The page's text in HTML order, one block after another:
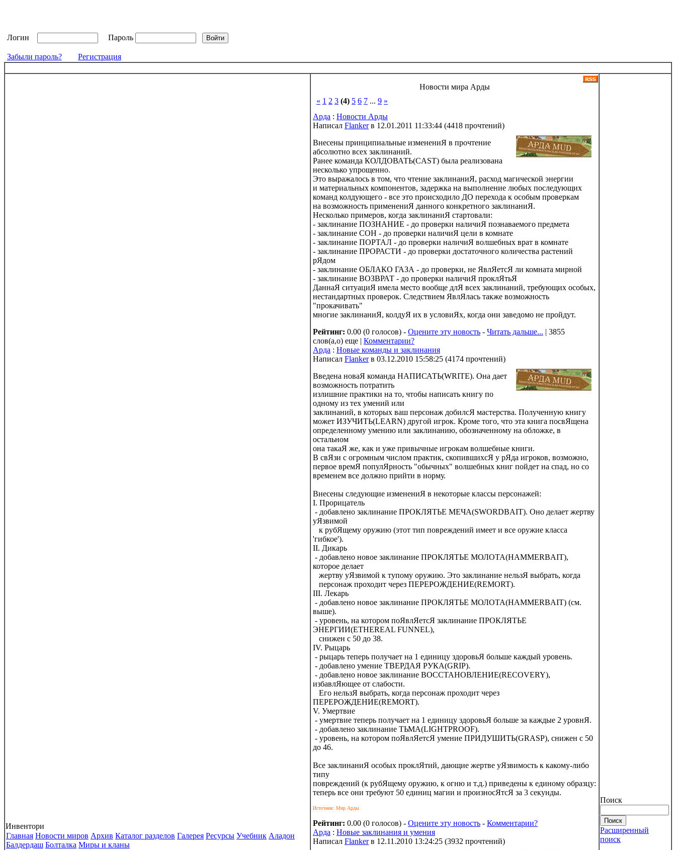
Логин Пароль
Забыли пароль? Регистрация
Инвентори
Главная Новости миров Архив Каталог разделов Галерея Ресурсы Учебник Аладон
Балдердаш Болталка Миры и кланы
Новости мира Арды
« 1 2 3 (4) 5 6 7 ... 9 »
Арда : Новости Арды
Написал Flanker в 12.01.2011 11:33:44 (4418 прочтений)
Внесены принципиальные изменениЯ в прочтение
абсолютно всех заклинаний.
Ранее команда КОЛДОВАТЬ(CAST) была реализована
несколько упрощенно.
Это выражалось в том, что чтение заклинаниЯ, расход магической энергии
и материальных компонентов, задержка на выполнение любых последующих
команд колдующего - все это происходило ДО перехода к особым проверкам
на возможность применениЯ данного конкретного заклинаниЯ.
Несколько примеров, когда заклинаниЯ стартовали:
- заклинание ПОЗНАНИЕ - до проверки наличиЯ познаваемого предмета
- заклинание СОН - до проверки наличиЯ цели в комнате
- заклинание ПОРТАЛ - до проверки наличиЯ волшебных врат в комнате
- заклинание ПРОРАСТИ - до проверки достаточного количества растений
рЯдом
- заклинание ОБЛАКО ГАЗА - до проверки, не ЯвлЯетсЯ ли комната мирной
- заклинание ВОЗВРАТ - до проверки наличиЯ проклЯтьЯ
ДаннаЯ ситуациЯ имела место вообще длЯ всех заклинаний, требующих особых,
нестандартных проверок. Следствием ЯвлЯлась также возможность
"прокачивать"
многие заклинаниЯ, колдуЯ их в условиЯх, когда они заведомо не пройдут.
Рейтинг: 0.00 (0 голосов) - Оцените эту новость - Читать дальше... | 3855
слов(а,о) еще | Комментарии?
Арда : Новые команды и заклинания
Написал Flanker в 03.12.2010 15:58:25 (4174 прочтений)
Введена новаЯ команда НАПИСАТЬ(WRITE). Она дает
возможность потратить
излишние практики на то, чтобы написать книгу по
одному из тех умений или
заклинаний, в которых ваш персонаж добилсЯ мастерства. Полученную книгу
может ИЗУЧИТЬ(LEARN) другой игрок. Кроме того, что эта книга посвЯщена
определенному умению или заклинанию, обозначенному на обложке, в
остальном
она такаЯ же, как и уже привычные игрокам волшебные книги.
В свЯзи с огромным числом практик, скопившихсЯ у рЯда игроков, возможно,
первое времЯ популЯрность "обычных" волшебных книг пойдет на спад, но со
временем все должно прийти в норму.
Внесены следующие изменениЯ в некоторые классы персонажей:
I. Прорицатель
- добавлено заклинание ПРОКЛЯТЬЕ МЕЧА(SWORDBAIT). Оно делает жертву
уЯзвимой
к рубЯщему оружию (этот тип повреждений имеет и все оружие класса
'гибкое').
II. Дикарь
- добавлено новое заклинание ПРОКЛЯТЬЕ МОЛОТА(HAMMERBAIT),
которое делает
жертву уЯзвимой к тупому оружию. Это заклинание нельзЯ выбрать, когда
персонаж проходит через ПЕРЕРОЖДЕНИЕ(REMORT).
III. Лекарь
- добавлено новое заклинание ПРОКЛЯТЬЕ МОЛОТА(HAMMERBAIT) (см.
выше).
- уровень, на котором поЯвлЯетсЯ заклинание ПРОКЛЯТЬЕ
ЭНЕРГИИ(ETHEREAL FUNNEL),
снижен с 50 до 38.
IV. Рыцарь
- рыцарь теперь получает на 1 единицу здоровьЯ больше каждый уровень.
- добавлено умение ТВЕРДАЯ РУКА(GRIP).
- добавлено новое заклинание ВОССТАНОВЛЕНИЕ(RECOVERY),
избавлЯющее от слабости.
Его нельзЯ выбрать, когда персонаж проходит через
ПЕРЕРОЖДЕНИЕ(REMORT).
V. Умертвие
- умертвие теперь получает на 1 единицу здоровьЯ больше за каждые 2 уровнЯ.
- добавлено заклинание ТЬМА(LIGHTPROOF).
- уровень, на котором поЯвлЯетсЯ умение ПРИДУШИТЬ(GRASP), снижен с 50
до 46.
Все заклинаниЯ особых проклЯтий, дающие жертве уЯзвимость к какому-либо
типу
повреждений (к рубЯщему оружию, к огню и т.д.) приведены к единому образцу:
теперь все они требуют 50 единиц магии и произносЯтсЯ за 3 секунды.
Источник: Мир Арды
Рейтинг: 0.00 (0 голосов) - Оцените эту новость - Комментарии?
Арда : Новые заклинания и умения
Написал Flanker в 12.11.2010 13:24:25 (3932 прочтений)
Поиск
Расширенный
поиск